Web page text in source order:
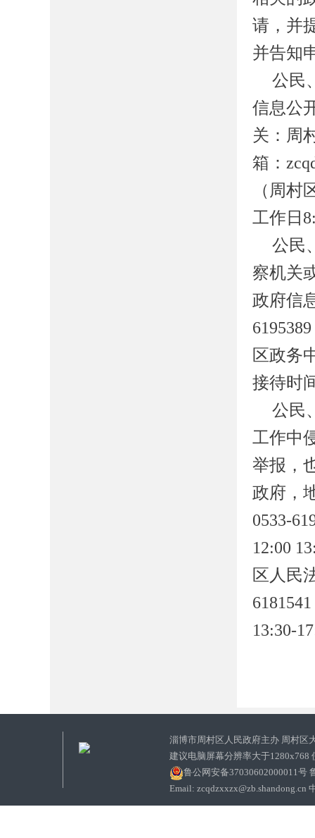
请，并
并告知
公民
信息公
关：周
箱：
（周村
工作日
公民
察机关
政府信
6195389
区政务
接待时
公民
工作中
举报，
政府 ，
0533-
12:00
区人民
6181541
13:30-
淄博市周村区人民政府主办 周村区
建议电脑屏幕分辨率大于1280x768
鲁公网安备37030602000011号
Email: zcqdzxxzx@zb.shandong.cn